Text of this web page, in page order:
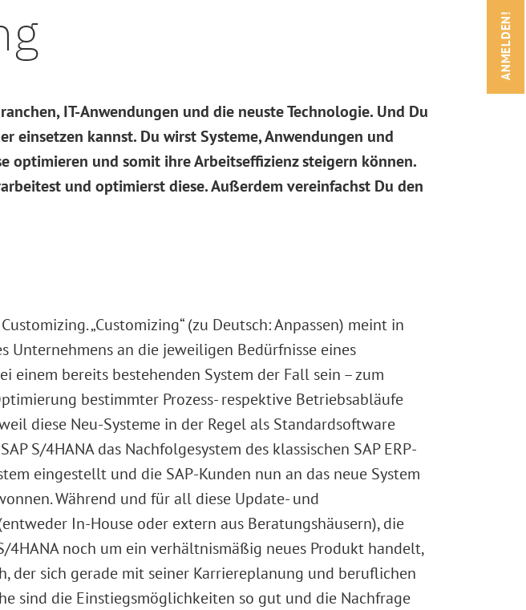
IT-Anwendungen und die neuste Technologie. Und Du
einsetzen kannst. Du wirst Systeme, Anwendungen und
optimieren und somit ihre Arbeitseffizienz steigern können.
und optimierst diese. Außerdem vereinfachst Du den
„Customizing“ (zu Deutsch: Anpassen) meint in
Unternehmens an die jeweiligen Bedürfnisse eines
einem bereits bestehenden System der Fall sein – zum
bestimmter Prozess- respektive Betriebsabläufe
diese Neu-Systeme in der Regel als Standardsoftware
S/4HANA das Nachfolgesystem des klassischen SAP ERP-
eingestellt und die SAP-Kunden nun an das neue System
Während und für all diese Update- und
In-House oder extern aus Beratungshäusern), die
4HANA noch um ein verhältnismäßig neues Produkt handelt,
der sich gerade mit seiner Karriereplanung und beruflichen
sind die Einstiegsmöglichkeiten so gut und die Nachfrage
ANMELDEN!